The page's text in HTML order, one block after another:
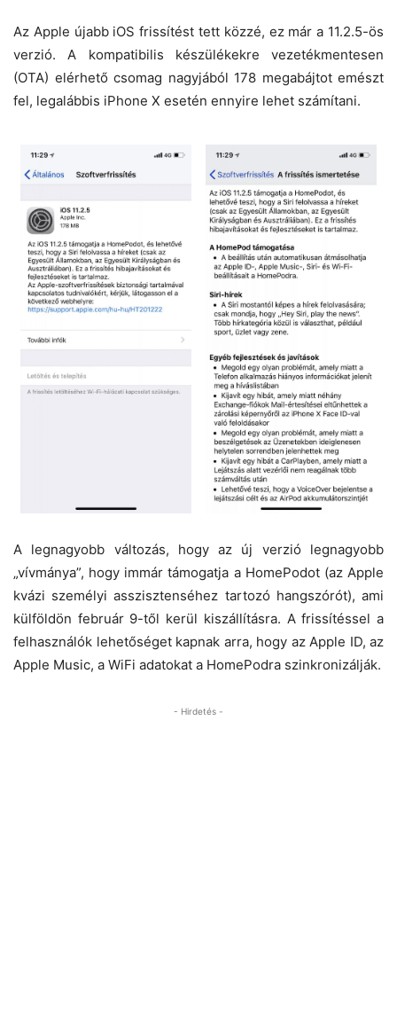
Az Apple újabb iOS frissítést tett közzé, ez már a 11.2.5-ös
verzió. A kompatibilis készülékekre vezetékmentesen
(OTA) elérhető csomag nagyjából 178 megabájtot emészt
fel, legalábbis iPhone X esetén ennyire lehet számítani.
A legnagyobb változás, hogy az új verzió legnagyobb
„vívmánya”, hogy immár támogatja a HomePodot (az Apple
kvázi személyi asszisztenséhez tartozó hangszórót), ami
külföldön február 9-től kerül kiszállításra. A frissítéssel a
felhasználók lehetőséget kapnak arra, hogy az Apple ID, az
Apple Music, a WiFi adatokat a HomePodra szinkronizálják.
- Hirdetés -